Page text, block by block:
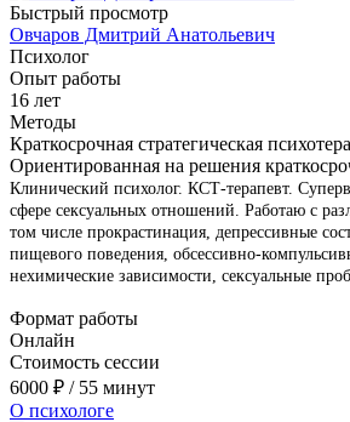
Быстрый просмотр
Овчаров Дмитрий Анатольевич
Психолог
Опыт работы
16 лет
Методы
Краткосрочная стратегическая
Ориентированная на решения
Клинический психолог. КСТ-терапевт.
сфере сексуальных отношений. Работаю с
том числе прокрастинация, депрессивные
пищевого поведения, обсессивно-
нехимические зависимости, сексуальные
Формат работы
Онлайн
Стоимость сессии
6000 ₽ / 55 минут
О психологе